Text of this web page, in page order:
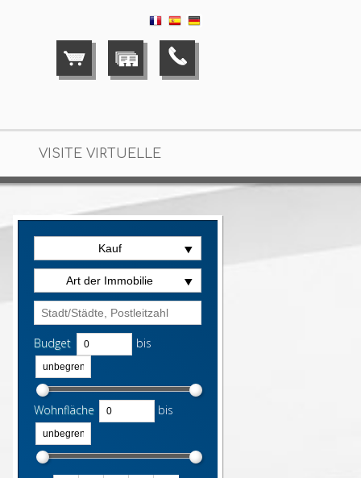
VISITE VIRTUELLE
Kauf
Art der Immobilie
Budget bis
Wohnfläche bis